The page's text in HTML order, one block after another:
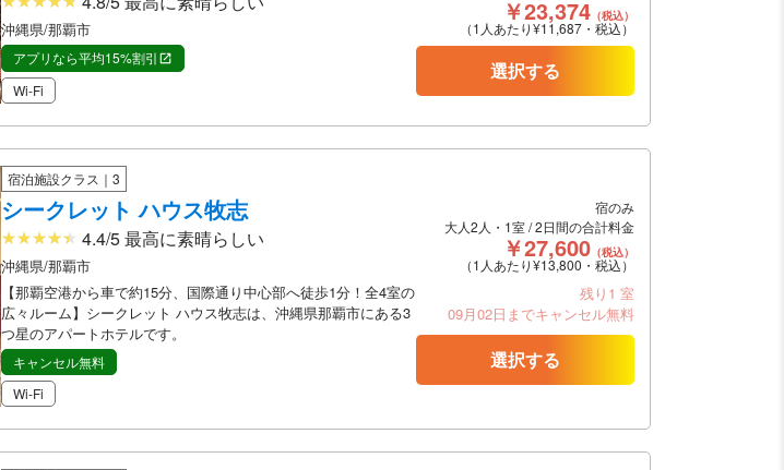
沖縄県/那覇市
アプリなら平均15%割引
Wi-Fi
￥23,374 （税込）
（1人あたり¥11,687・税込）
選択する
宿泊施設クラス｜3
シークレット ハウス牧志
4.4/5 最高に素晴らしい
沖縄県/那覇市
【那覇空港から車で約15分、国際通り中心部へ徒歩1分！全4室の
広々ルーム】シークレット ハウス牧志は、沖縄県那覇市にある3
つ星のアパートホテルです。
キャンセル無料
Wi-Fi
宿のみ
大人2人・1室 / 2日間の合計料金
￥27,600 （税込）
（1人あたり¥13,800・税込）
残り1 室
09月02日までキャンセル無料
選択する